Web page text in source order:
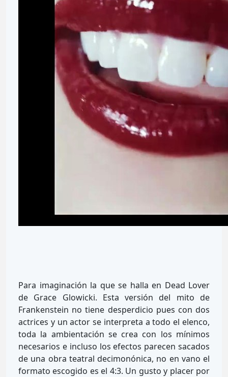
Para imaginación la que se halla en Dead Lover
de Grace Glowicki. Esta versión del mito de
Frankenstein no tiene desperdicio pues con dos
actrices y un actor se interpreta a todo el elenco,
toda la ambientación se crea con los mínimos
necesarios e incluso los efectos parecen sacados
de una obra teatral decimonónica, no en vano el
formato escogido es el 4:3. Un gusto y placer por